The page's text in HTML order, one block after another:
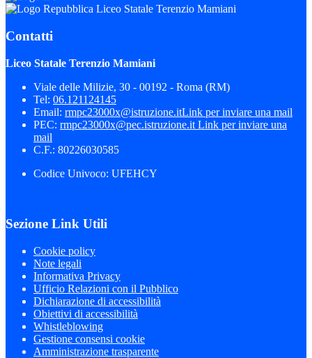
Liceo Statale Terenzio Mamiani
Contatti
Liceo Statale Terenzio Mamiani
Viale delle Milizie, 30 - 00192 - Roma (RM)
Tel: 06.121124145
Email: rmpc23000x@istruzione.itLink per inviare una mail
PEC: rmpc23000x@pec.istruzione.it Link per inviare una
mail
C.F.: 80226030585
Codice Univoco: UFEHCY
Sezione Link Utili
Cookie policy
Note legali
Informativa Privacy
Ufficio Relazioni con il Pubblico
Dichiarazione di accessibilità
Obiettivi di accessibilità
Whistleblowing
Gestione consensi cookie
Amministrazione trasparente